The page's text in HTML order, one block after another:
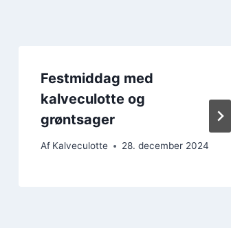
Festmiddag med
kalveculotte og
grøntsager
Af Kalveculotte 28. december 2024